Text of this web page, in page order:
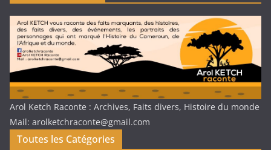
Arol Ketch Raconte : Archives, Faits divers, Histoire du monde
Mail: arolketchraconte@gmail.com
Toutes les Catégories